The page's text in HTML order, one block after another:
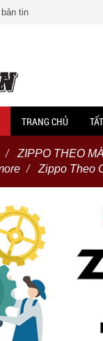
tin
TRANG CHỦ
ZIPPO THEO
Zippo Theo